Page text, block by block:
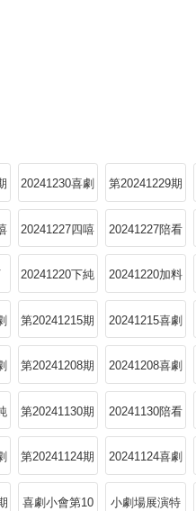
20241230喜劇
小會
第20241229期
20241227四嘻
回顧特輯4
20241227陪看
Reaction上
20241220下純
享
20241220加料
版
第20241215期 20241215喜劇
小會
第20241208期 20241208喜劇
小會
第20241130期 20241130陪看
Reaction下
第20241124期 20241124喜劇
小會
喜劇小會第10 小劇場展演特